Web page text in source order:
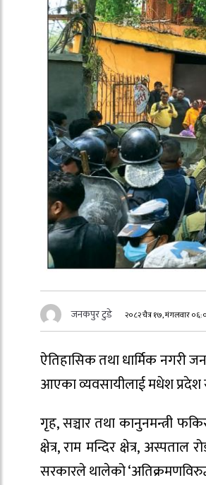
जनकपुर टुडे २०८२ चैत्र १७, मंगलवार
ऐतिहासिक तथा धार्मिक नगरी
आएका व्यवसायीलाई मधेश
गृह, सञ्चार तथा कानुनमन्त्री
क्षेत्र, राम मन्दिर क्षेत्र,
सरकारले थालेको